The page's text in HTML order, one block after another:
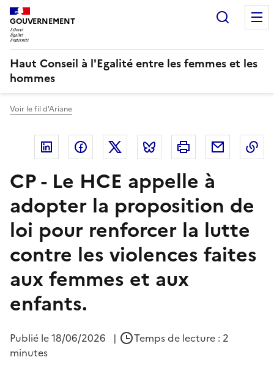
Panneau de gestion des cookies
GOUVERNEMENT
Haut Conseil à l'Egalité entre les femmes et les
hommes
Voir le fil d'Ariane
Linkedin FacebookTwitter Bluesky Imprimer Courriel
CP - Le HCE appelle à
adopter la proposition de
loi pour renforcer la lutte
contre les violences faites
aux femmes et aux
enfants.
Publié le18/06/2026 |
Temps de lecture : 2
minutes